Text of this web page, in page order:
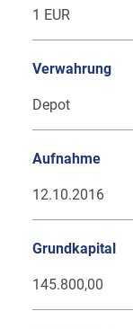
1 EUR
Verwahrung
Depot
Aufnahme
12.10.2016
Grundkapital
145.800,00